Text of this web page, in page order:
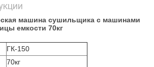
машина сушильщика с машинами
емкости 70кг
ГК-150
70кг